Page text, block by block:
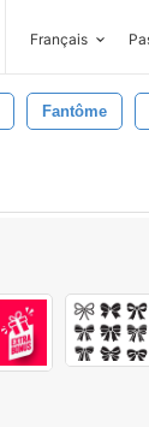
Français
Fantôme